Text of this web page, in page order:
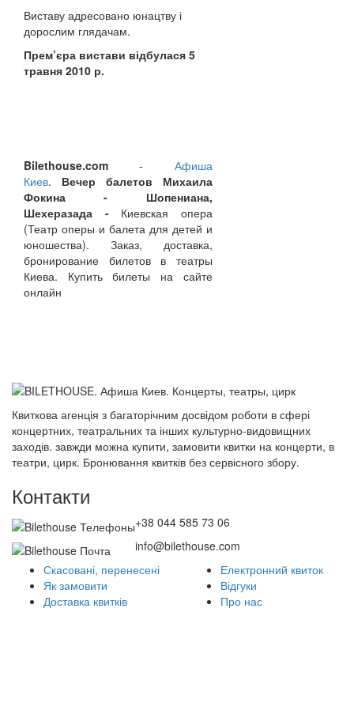
Виставу адресовано юнацтву і
дорослим глядачам.
Прем’єра вистави відбулася 5
травня 2010 р.
Bilethouse.com - Афиша
Киев. Вечер балетов Михаила
Фокина -
Шопениана,
Шехеразада -Киевская опера
(Театр оперы и балета для детей и
юношества). Заказ, доставка,
бронирование билетов в театры
Киева. Купить билеты на сайте
онлайн
Квиткова агенція з багаторічним досвідом роботи в сфері
концертних, театральних та інших культурно-видовищних
заходів. завжди можна купити, замовити квитки на концерти, в
театри, цирк. Бронювання квитків без сервісного збору.
Контакти
+38 044 585 73 06
info@bilethouse.com
Скасовані, перенесені
Як замовити
Доставка квитків
Електронний квиток
Відгуки
Про нас